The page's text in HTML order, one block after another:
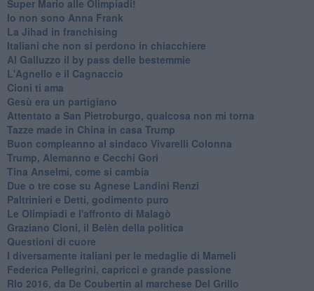
Super Mario alle Olimpiadi!
Io non sono Anna Frank
​La Jihad in franchising
Italiani che non si perdono in chiacchiere
Al Galluzzo il by pass delle bestemmie
L'Agnello e il Cagnaccio
Cioni ti ama
​Gesù era un partigiano
Attentato a San Pietroburgo, qualcosa non mi torna
Tazze made in China in casa Trump
Buon compleanno al sindaco Vivarelli Colonna
Trump, Alemanno e Cecchi Gori
Tina Anselmi, come si cambia
Due o tre cose su Agnese Landini Renzi
Paltrinieri e Detti, godimento puro
Le Olimpiadi e l'affronto di Malagò
Graziano Cioni, il Belèn della politica
Questioni di cuore
I diversamente italiani per le medaglie di Mameli
Federica Pellegrini, capricci e grande passione
RIo 2016, da De Coubertin al marchese Del Grillo